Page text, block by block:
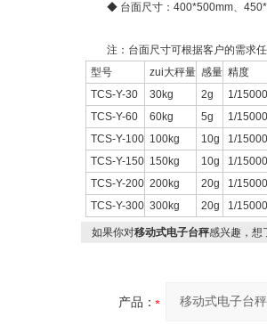
◆ 台面尺寸：400*500mm、
注：台面尺寸可根据客户的需求任
型号
zui大秤量 感量 精度
TCS-Y-30
30kg 2g
1/15000
TCS-Y-60
60kg 5g
1/15000
TCS-Y-100 100kg 10g
1/15000
TCS-Y-150 150kg 10g
1/15000
TCS-Y-200 200kg 20g
1/15000
TCS-Y-300 300kg 20g 1/15000
如果你对移动式电子台秤感兴趣，想
产品：